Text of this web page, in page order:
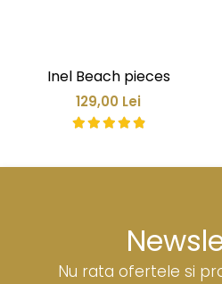
Inel Beach pieces
129,00 Lei
Nu rata ofertele si